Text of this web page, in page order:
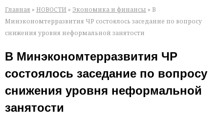
Главная » НОВОСТИ » Экономика и финансы » В
Минэкономтерразвития ЧР состоялось заседание по вопросу
снижения уровня неформальной занятости
В Минэкономтерразвития ЧР
состоялось заседание по вопросу
снижения уровня неформальной
занятости